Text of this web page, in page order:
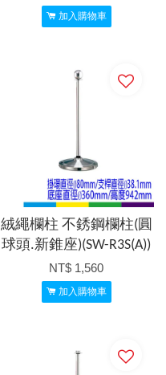
加入購物車
絨繩欄柱 不銹鋼欄柱(圓
球頭.新錐座)(SW-R3S(A))
NT$ 1,560
加入購物車